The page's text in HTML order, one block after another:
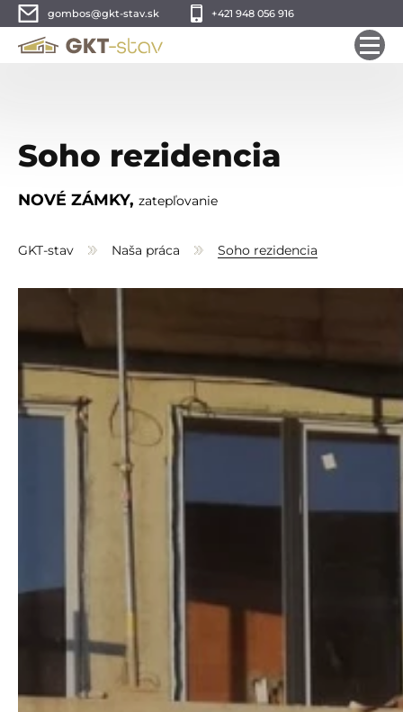
gombos@gkt-stav.sk +421 948 056 916
Soho rezidencia
NOVÉ ZÁMKY, zatepľovanie
GKT-stav Naša práca Soho rezidencia